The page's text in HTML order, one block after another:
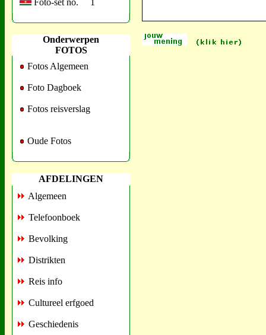
Foto-set no. 1
Onderwerpen
FOTOS
Fotos Algemeen
Foto Dagboek
Fotos reisverslag
Oude Fotos
AFDELINGEN
Algemeen
Telefoonboek
Bevolking
Distrikten
Reis info
Cultureel erfgoed
Geschiedenis